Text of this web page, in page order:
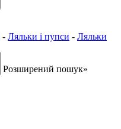
- Ляльки і пупси - Ляльки
Розширений пошук»